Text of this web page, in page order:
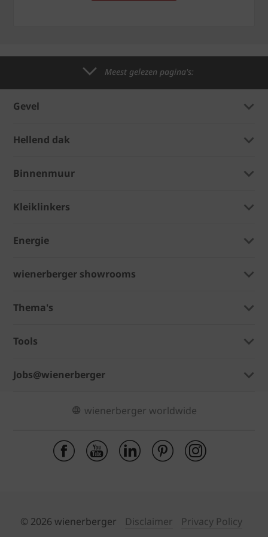
Meest gelezen pagina's:
Gevel
Hellend dak
Binnenmuur
Kleiklinkers
Energie
wienerberger showrooms
Thema's
Tools
Jobs@wienerberger
wienerberger worldwide
© 2026 wienerberger Disclaimer
Privacy Policy